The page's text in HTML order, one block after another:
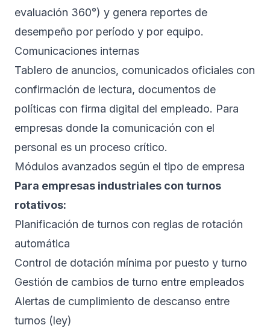
evaluación 360°) y genera reportes de
desempeño por período y por equipo.
Comunicaciones internas
Tablero de anuncios, comunicados oficiales con
confirmación de lectura, documentos de
políticas con firma digital del empleado. Para
empresas donde la comunicación con el
personal es un proceso crítico.
Módulos avanzados según el tipo de empresa
Para empresas industriales con turnos
rotativos:
Planificación de turnos con reglas de rotación
automática
Control de dotación mínima por puesto y turno
Gestión de cambios de turno entre empleados
Alertas de cumplimiento de descanso entre
turnos (ley)